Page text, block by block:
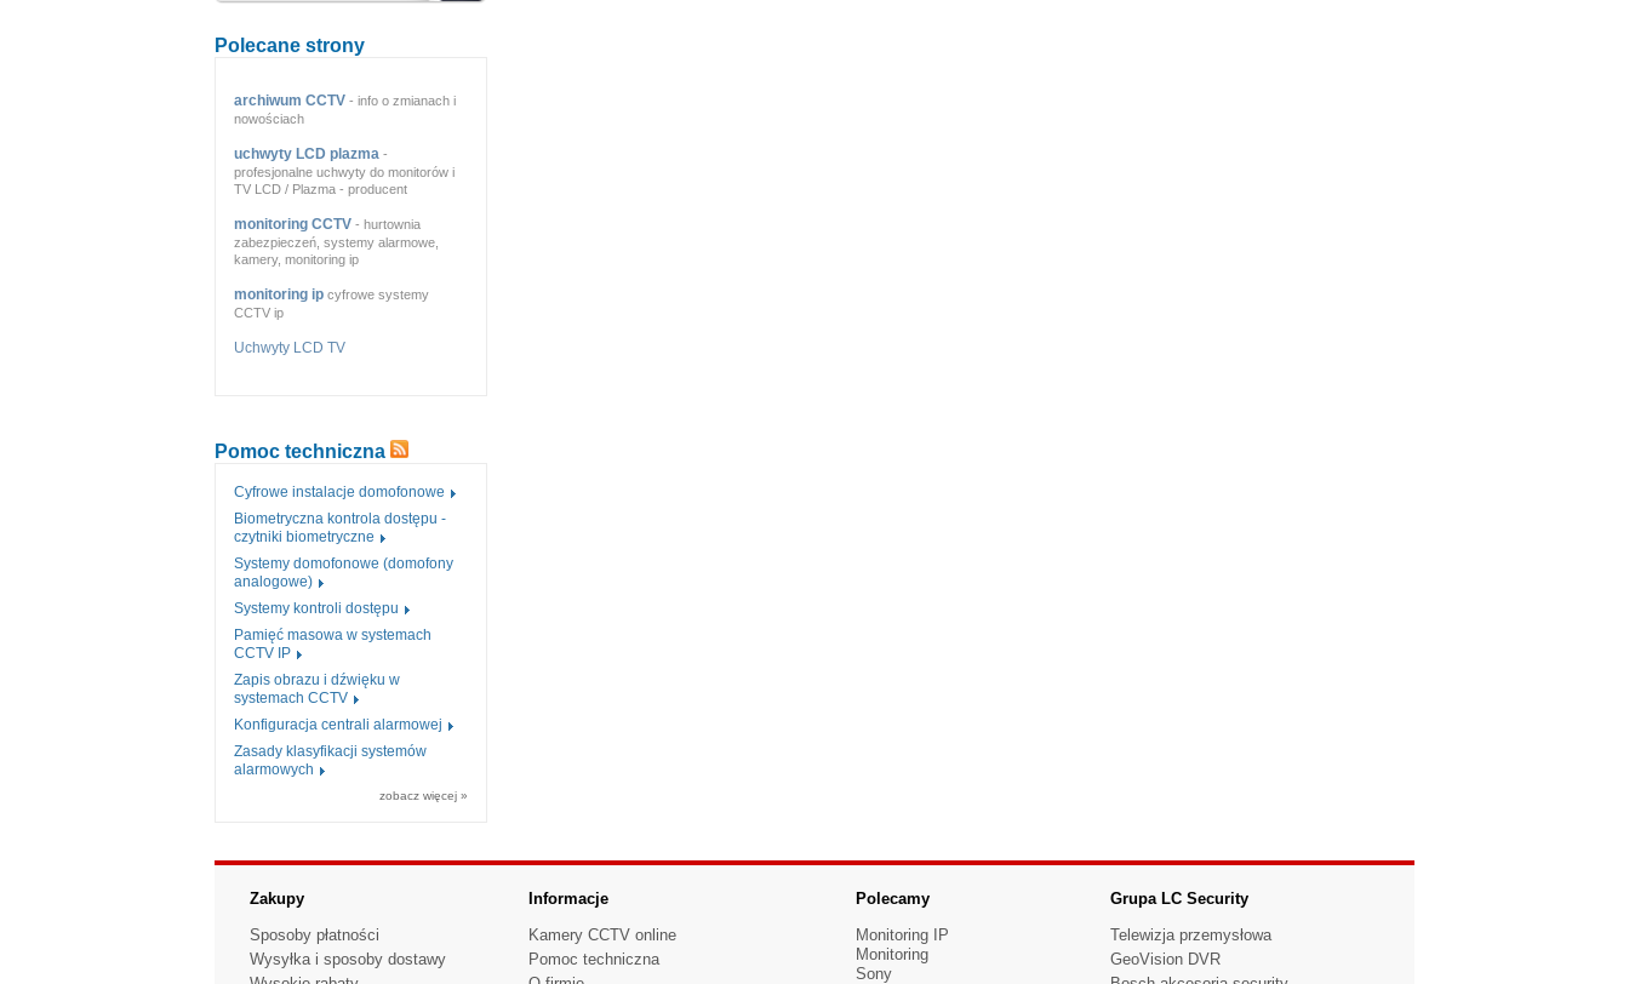
Polecane strony
archiwum CCTV - info o zmianach i
nowościach
uchwyty LCD plazma -
profesjonalne uchwyty do monitorów i
TV LCD / Plazma - producent
monitoring CCTV - hurtownia
zabezpieczeń, systemy alarmowe,
kamery, monitoring ip
monitoring ip cyfrowe systemy
CCTV ip
Uchwyty LCD TV
Pomoc techniczna
Cyfrowe instalacje domofonowe
Biometryczna kontrola dostępu -
czytniki biometryczne
Systemy domofonowe (domofony
analogowe)
Systemy kontroli dostępu
Pamięć masowa w systemach
CCTV IP
Zapis obrazu i dźwięku w
systemach CCTV
Konfiguracja centrali alarmowej
Zasady klasyfikacji systemów
alarmowych
zobacz więcej »
Zakupy
Sposoby płatności
Wysyłka i sposoby dostawy
Informacje
Kamery CCTV online
Pomoc techniczna
Polecamy
Monitoring IP
Monitoring
Sony
Grupa LC Security
Telewizja przemysłowa
GeoVision DVR